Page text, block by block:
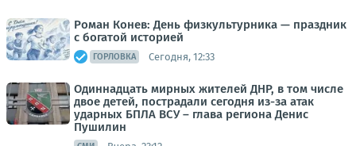
Роман Конев: День физкультурника — праздник
с богатой историей
ГОРЛОВКА Сегодня, 12:33
Одиннадцать мирных жителей ДНР, в том числе
двое детей, пострадали сегодня из-за атак
ударных БПЛА ВСУ – глава региона Денис
Пушилин